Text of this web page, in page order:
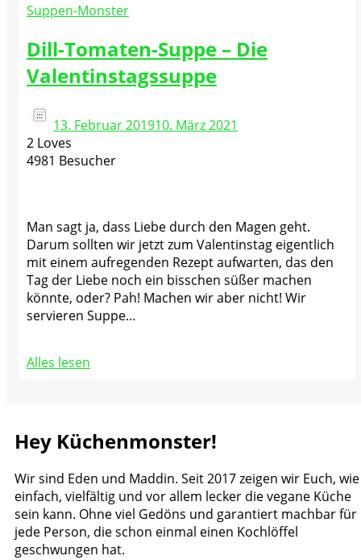
Suppen-Monster
Dill-Tomaten-Suppe – Die
Valentinstagssuppe
13. Februar 201910. März 2021
2 Loves
4981 Besucher
Man sagt ja, dass Liebe durch den Magen geht.
Darum sollten wir jetzt zum Valentinstag eigentlich
mit einem aufregenden Rezept aufwarten, das den
Tag der Liebe noch ein bisschen süßer machen
könnte, oder? Pah! Machen wir aber nicht! Wir
servieren Suppe…
Alles lesen
Hey Küchenmonster!
Wir sind Eden und Maddin. Seit 2017 zeigen wir Euch, wie
einfach, vielfältig und vor allem lecker die vegane Küche
sein kann. Ohne viel Gedöns und garantiert machbar für
jede Person, die schon einmal einen Kochlöffel
geschwungen hat.